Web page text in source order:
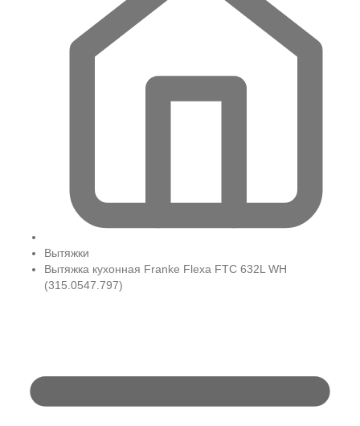
Вытяжки
Вытяжка кухонная Franke Flexa FTC 632L WH
(315.0547.797)